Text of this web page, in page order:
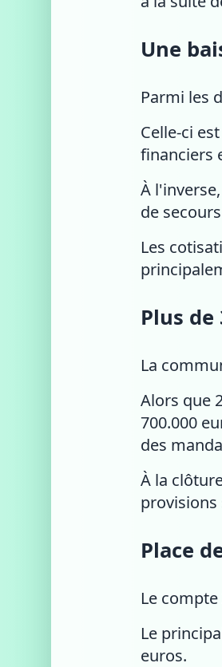
Une
Parmi les
Celle-ci
financiers
À
de
Les
Plus
La
Alors que
700.000
des
À la
provisions
Place
Le
Le
euros.